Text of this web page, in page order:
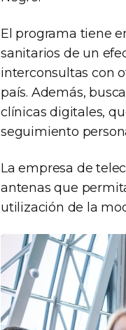
El programa tiene
sanitarios de un
interconsultas con
país. Además,
clínicas digitales,
seguimiento
La empresa de
antenas que
utilización de la